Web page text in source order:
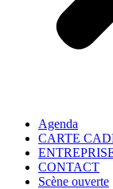
Agenda
CARTE
CONTACT
Scène ouverte